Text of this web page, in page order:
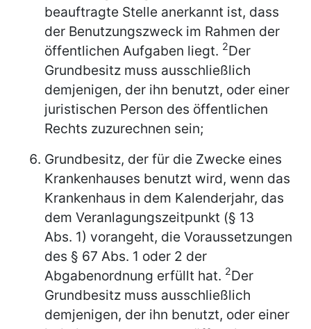
beauftragte Stelle anerkannt ist, dass
der Benutzungszweck im Rahmen der
öffentlichen Aufgaben liegt. 2Der
Grundbesitz muss ausschließlich
demjenigen, der ihn benutzt, oder einer
juristischen Person des öffentlichen
Rechts zuzurechnen sein;
Grundbesitz, der für die Zwecke eines
Krankenhauses benutzt wird, wenn das
Krankenhaus in dem Kalenderjahr, das
dem Veranlagungszeitpunkt (§ 13
Abs. 1) vorangeht, die Voraussetzungen
des § 67 Abs. 1 oder 2 der
Abgabenordnung erfüllt hat. 2Der
Grundbesitz muss ausschließlich
demjenigen, der ihn benutzt, oder einer